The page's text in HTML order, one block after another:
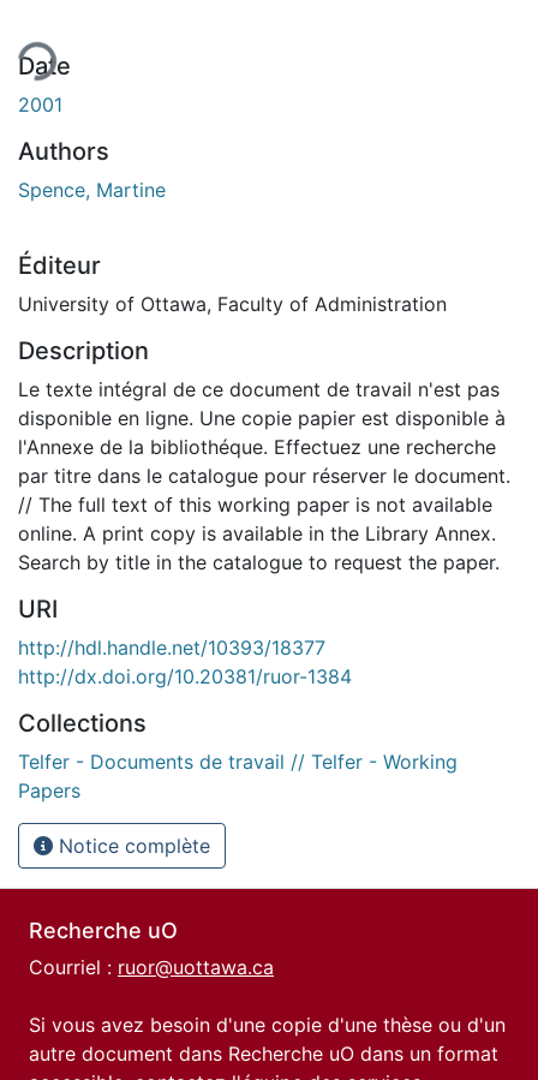
Date
2001
Authors
Spence, Martine
Éditeur
University of Ottawa, Faculty of Administration
Description
Le texte intégral de ce document de travail n'est pas
disponible en ligne. Une copie papier est disponible à
l'Annexe de la bibliothéque. Effectuez une recherche
par titre dans le catalogue pour réserver le document.
// The full text of this working paper is not available
online. A print copy is available in the Library Annex.
Search by title in the catalogue to request the paper.
URI
http://hdl.handle.net/10393/18377
http://dx.doi.org/10.20381/ruor-1384
Collections
Telfer - Documents de travail // Telfer - Working
Papers
Notice complète
Recherche uO
Courriel : ruor@uottawa.ca
Si vous avez besoin d'une copie d'une thèse ou d'un
autre document dans Recherche uO dans un format